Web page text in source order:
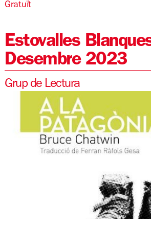
Gratuït
Estovalles
Desembre 2023
Grup de Lectura